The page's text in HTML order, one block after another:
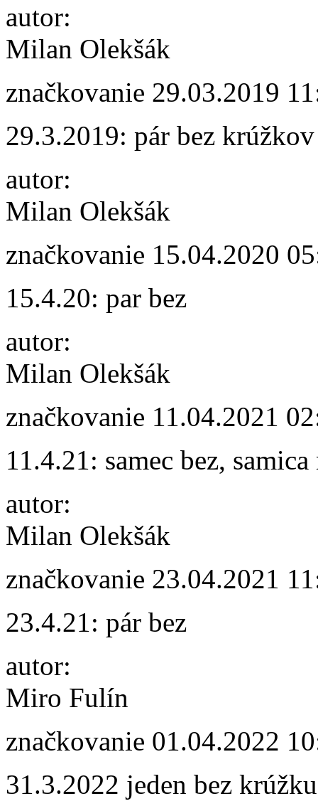
autor:
Milan Olekšák
značkovanie 29.03.2019
29.3.2019: pár bez krúžkov
autor:
Milan Olekšák
značkovanie 15.04.2020
15.4.20: par bez
autor:
Milan Olekšák
značkovanie 11.04.2021
11.4.21: samec bez,
autor:
Milan Olekšák
značkovanie 23.04.2021
23.4.21: pár bez
autor:
Miro Fulín
značkovanie 01.04.2022
31.3.2022 jeden bez krúžku